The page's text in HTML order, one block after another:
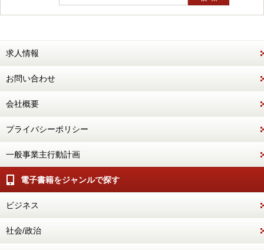
求人情報
お問い合わせ
会社概要
プライバシーポリシー
一般事業主行動計画
電子書籍をジャンルで探す
ビジネス
社会/政治